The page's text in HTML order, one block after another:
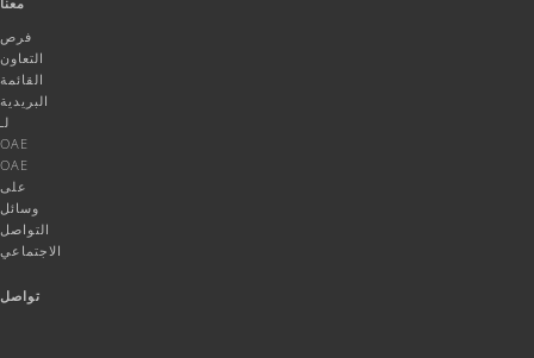
فرص
التعاون
القائمة
البريدية
لـ
OAE
OAE
على
وسائل
التواصل
الاجتماعي
تواصل